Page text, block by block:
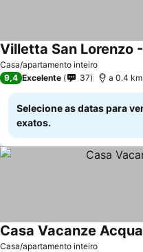
Casa/apartamento inteiro
Villetta San Lorenzo
9,4 Excelente 37 a 0.4
Selecione as datas para
exatos.
Casa/apartamento inteiro
Casa Vacanze